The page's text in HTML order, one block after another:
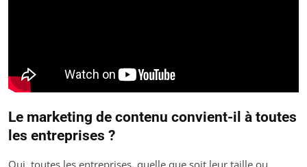
Le marketing de contenu convient-il à toutes
les entreprises ?
Oui, toutes les entreprises, quelle que soit leur taille ou